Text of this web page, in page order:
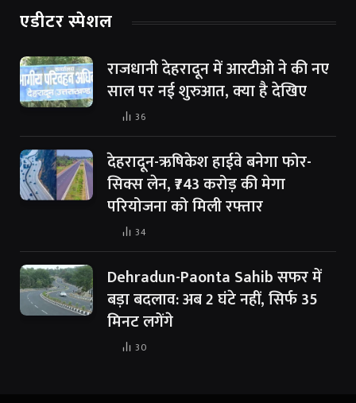
एडीटर स्पेशल
राजधानी देहरादून में आरटीओ ने की नए
साल पर नई शुरुआत, क्या है देखिए
36
देहरादून-ऋषिकेश हाईवे बनेगा फोर-
सिक्स लेन, ₹743 करोड़ की मेगा
परियोजना को मिली रफ्तार
34
Dehradun-Paonta Sahib सफर में
बड़ा बदलाव: अब 2 घंटे नहीं, सिर्फ 35
मिनट लगेंगे
30